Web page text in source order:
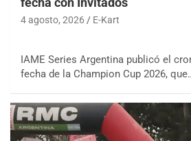
4 agosto, 2026 E-Kart
IAME Series Argentina publicó el
fecha de la Champion Cup 2026,